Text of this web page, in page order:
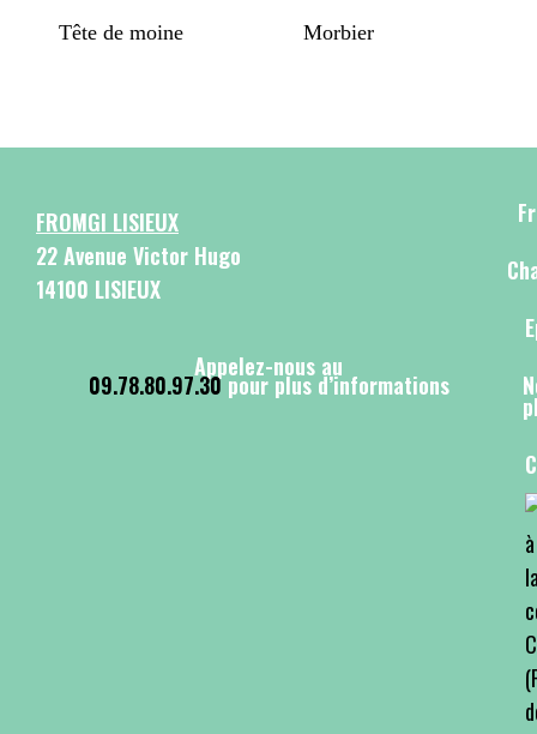
Tête de moine Morbier
FROMGI LISIEUX
22 Avenue Victor Hugo
14100 LISIEUX
Appelez-nous au
09.78.80.97.30pour plus d’informations